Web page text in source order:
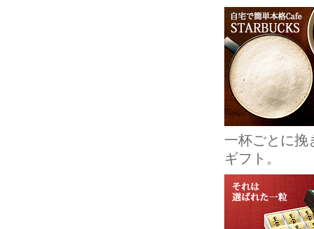
一杯ごとに挽
ギフト。